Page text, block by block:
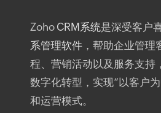
Zoho CRM系统是深受客户
系管理软件 ，帮助企业管
程、营销活动以及服务支持
数字化转型，实现“以客户
和运营模式。